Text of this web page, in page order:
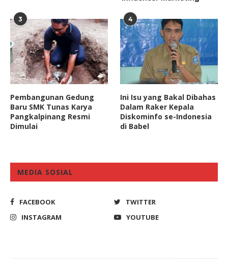
3
Pembangunan Gedung
Baru SMK Tunas Karya
Pangkalpinang Resmi
Dimulai
4
Ini Isu yang Bakal Dibahas
Dalam Raker Kepala
Diskominfo se-Indonesia
di Babel
MEDIA SOSIAL
FACEBOOK
TWITTER
INSTAGRAM
YOUTUBE